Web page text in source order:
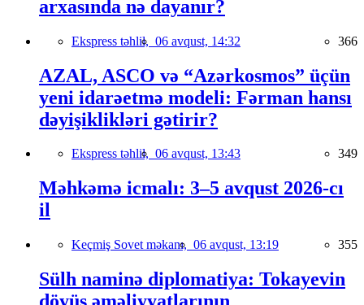
arxasında nə dayanır?
Ekspress təhlil, 06 avqust, 14:32 366
AZAL, ASCO və “Azərkosmos” üçün
yeni idarəetmə modeli: Fərman hansı
dəyişiklikləri gətirir?
Ekspress təhlil, 06 avqust, 13:43 349
Məhkəmə icmalı: 3–5 avqust 2026-cı
il
Keçmiş Sovet məkanı, 06 avqust, 13:19 355
Sülh naminə diplomatiya: Tokayevin